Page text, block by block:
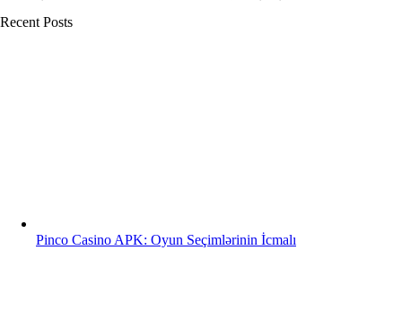
Recent Posts
Pinco Casino APK: Oyun Seçimlərinin İcmalı